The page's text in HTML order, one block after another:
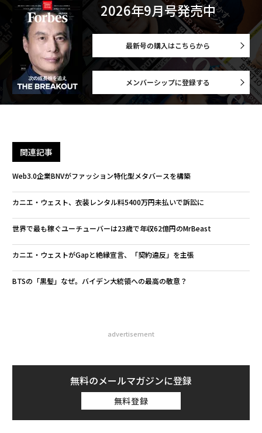
2026年9月号発売中
最新号の購入はこちらから
メンバーシップに登録する
関連記事
Web3.0企業BNVがファッション特化型メタバースを構築
カニエ・ウェスト、衣装レンタル料5400万円未払いで訴訟に
世界で最も稼ぐユーチューバーは23歳で年収62億円のMrBeast
カニエ・ウェストがGapと絶縁宣言、「契約違反」を主張
BTSの「黒髪」なぜ。バイデン大統領への最高の敬意？
advertisement
無料のメールマガジンに登録
無料登録